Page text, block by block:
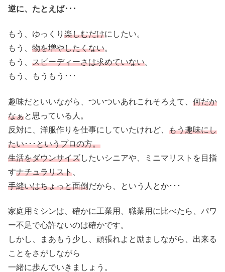
逆に、たとえば･･･
もう、ゆっくり 楽しむだけにしたい。
もう、 物を増やしたくない。
もう、 スピーディーさは求めていない。
もう、もうもう･･･
趣味だといいながら、ついついあれこれそろえて、 何だか
なぁと思っている人。
反対に、洋服作りを仕事にしていたけれど、 もう趣味にし
たい･･･というプロの方。
生活をダウンサイズしたいシニアや、ミニマリストを目指
すナチュラリスト
手縫いはちょっと面倒だから、という人とか･･･
家庭用ミシンは、確かに工業用、職業用に比べたら、パワ
ー不足で心許ないのは確かです。
しかし、まあもう少し、頑張れよと励ましながら、出来る
ことをさがしながら
一緒に歩んでいきましょう。